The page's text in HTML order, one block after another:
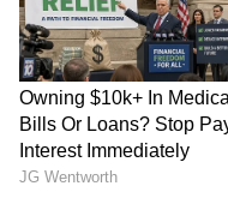
ಅಪರಾಧದ ವಿರುದ್ಧ ಕಠಿಣ
ಕೇಂದ್ರಗಳಿಗೆ ಸೌಲಭ್ಯ
ವಿಧಾನಸೌಧದ
ಏರ್ಪಡಿಸಿದ್ದ ‘ರಾಜ್ಯ